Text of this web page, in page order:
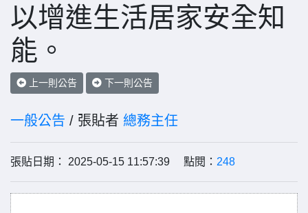
以增進生活居家安全知
能。
上一則公告 下一則公告
一般公告 / 張貼者 總務主任
張貼日期： 2025-05-15 11:57:39 點閱： 248